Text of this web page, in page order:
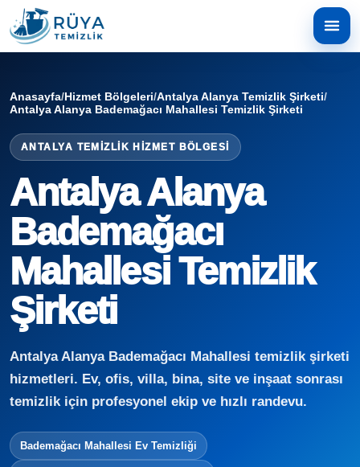
Anasayfa/Hizmet Bölgeleri/Antalya Alanya Temizlik Şirketi/
Antalya Alanya Bademağacı Mahallesi Temizlik Şirketi
ANTALYA TEMIZLIK HIZMET BÖLGESI
Antalya Alanya
Bademağacı
Mahallesi Temizlik
Şirketi
Antalya Alanya Bademağacı Mahallesi temizlik şirketi
hizmetleri. Ev, ofis, villa, bina, site ve inşaat sonrası
temizlik için profesyonel ekip ve hızlı randevu.
Bademağacı Mahallesi Ev Temizliği